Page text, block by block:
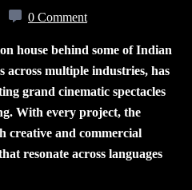
0 Comment
house behind some of Indian
across multiple industries, has
grand cinematic spectacles
With every project, the
creative and commercial
resonate across languages